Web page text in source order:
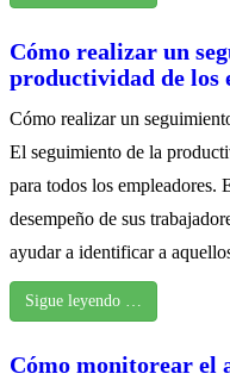
Cómo realizar un
productividad de los
Cómo realizar un
El seguimiento de la
para todos los empleadores.
desempeño de sus
ayudar a identificar a
Sigue leyendo …
Cómo monitorear el